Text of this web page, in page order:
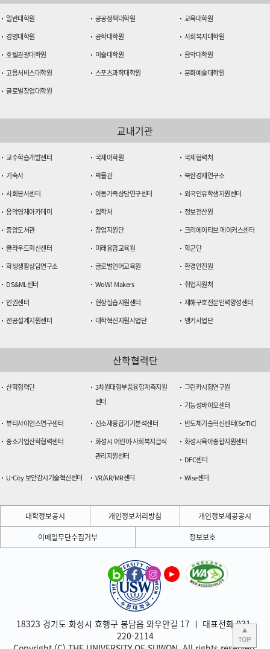
일반대학원 공공정책대학원
교육대학원
경영대학원
공학대학원
사회복지대학원
호텔관광대학원
미술대학원
음악대학원
고용서비스대학원
스포츠과학대학원
문화예술대학원
글로벌창업대학원
교내기관
교수학습개발센터 국제어학원
국제협력처
기숙사
박물관
북한경제연구소
사회봉사센터
아동가족상담연구센터
외국인유학생지원센터
음악영재아카데미
입학처
정보전산원
중앙도서관
창업지원단
크리에이티브 메이커스센터
클라우드혁신센터
미래융합교육원
학군단
학생생활상담연구소
글로벌언어교육원
환경안전원
DS&ML센터
WoW! Makers
취업지원처
인권센터
현장실습지원센터
재해구호전문인력양성센터
전공설계지원센터
대학혁신지원사업단 앵커사업단
산학협력단
산학협력단
3차원대형부품융합계측지원
센터
그린카시험연구원
기능성바이오센터
뷰티사이언스연구센터
신소재융합기기분석센터
반도체기술혁신센터(SeTIC)
중소기업산학협력센터
화성시 어린이·사회복지급식
관리지원센터
화성시육아종합지원센터
DFC센터
U-City 보안감시기술혁신센터
VR/AR/MR센터 Wise센터
대학정보공시 개인정보처리방침
개인정보제공공시
이메일무단수집거부
정보보호
18323 경기도 화성시 효행구 봉담읍 와우안길 17 ㅣ 대표전화 031-
220-2114